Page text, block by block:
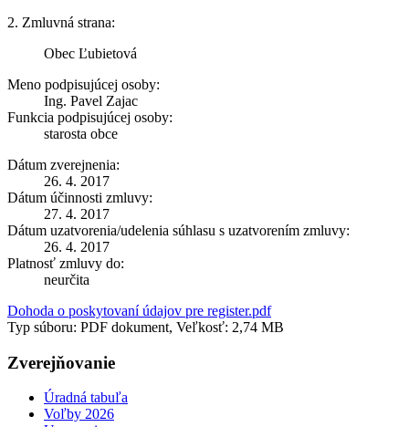
2. Zmluvná strana:
Obec Ľubietová
Meno podpisujúcej osoby:
Ing. Pavel Zajac
Funkcia podpisujúcej osoby:
starosta obce
Dátum zverejnenia:
26. 4. 2017
Dátum účinnosti zmluvy:
27. 4. 2017
Dátum uzatvorenia/udelenia súhlasu s uzatvorením zmluvy:
26. 4. 2017
Platnosť zmluvy do:
neurčita
Dohoda o poskytovaní údajov pre register.pdf
Typ súboru: PDF dokument, Veľkosť: 2,74 MB
Zverejňovanie
Úradná tabuľa
Voľby 2026